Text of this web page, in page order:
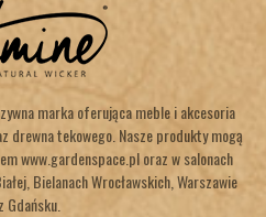
marka oferująca meble i akcesoria
drewna tekowego. Nasze produkty mogą
www.gardenspace.pl oraz w salonach
Bielanach Wrocławskich, Warszawie
Gdańsku.